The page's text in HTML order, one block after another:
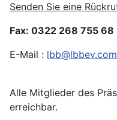
Senden Sie eine
Fax: 0322 268 755 68
E-Mail : lbb@lbbev.com
Alle Mitglieder des
erreichbar.